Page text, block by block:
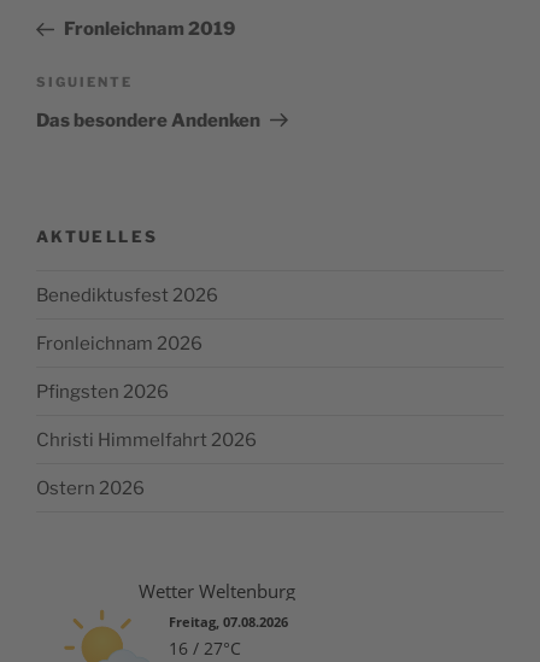
entradas
anterior:
Fronleichnam 2019
Siguiente
entrada
SIGUIENTE
Das besondere Andenken
AKTUELLES
Benediktusfest 2026
Fronleichnam 2026
Pfingsten 2026
Christi Himmelfahrt 2026
Ostern 2026
Wetter Weltenburg
Freitag, 07.08.2026
16 / 27°C